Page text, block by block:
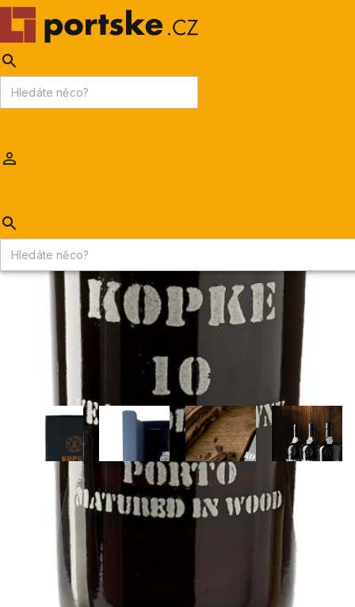
KPDV AKCE PORTSKÉ VÍNO
Portske.cz
Kopke Tawny 10 y. o.
Kopke Tawny 10 y. o.
Cena vč. DPH 899 Kč
Cena bez DPH: 742,98 Kč